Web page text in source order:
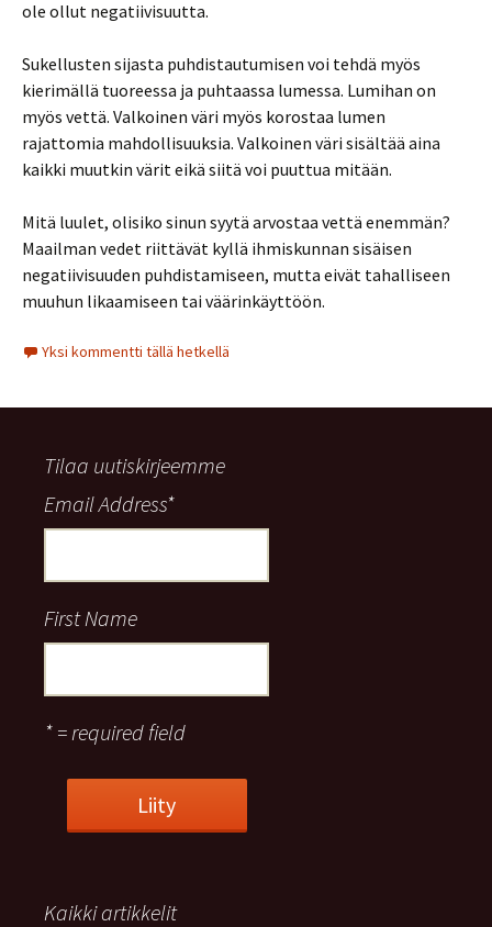
ole ollut negatiivisuutta.
Sukellusten sijasta puhdistautumisen voi tehdä myös
kierimällä tuoreessa ja puhtaassa lumessa. Lumihan on
myös vettä. Valkoinen väri myös korostaa lumen
rajattomia mahdollisuuksia. Valkoinen väri sisältää aina
kaikki muutkin värit eikä siitä voi puuttua mitään.
Mitä luulet, olisiko sinun syytä arvostaa vettä enemmän?
Maailman vedet riittävät kyllä ihmiskunnan sisäisen
negatiivisuuden puhdistamiseen, mutta eivät tahalliseen
muuhun likaamiseen tai väärinkäyttöön.
Yksi kommentti tällä hetkellä
Tilaa uutiskirjeemme
Email Address*
First Name
* = required field
Kaikki artikkelit